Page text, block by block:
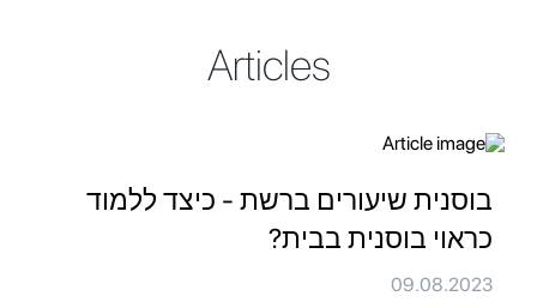
Articles
בוסנית שיעורים ברשת - כיצד ללמוד
כראוי בוסנית בבית?
09.08.2023